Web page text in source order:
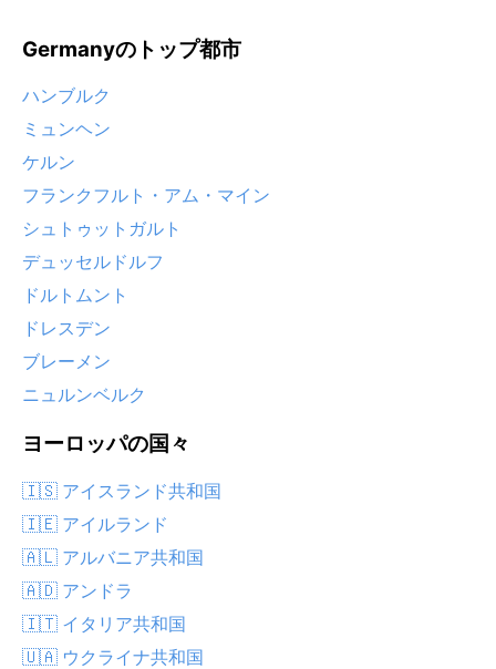
Germanyのトップ都市
ハンブルク
ミュンヘン
ケルン
フランクフルト・アム・マイン
シュトゥットガルト
デュッセルドルフ
ドルトムント
ドレスデン
ブレーメン
ニュルンベルク
ヨーロッパの国々
🇮🇸 アイスランド共和国
🇮🇪 アイルランド
🇦🇱 アルバニア共和国
🇦🇩 アンドラ
🇮🇹 イタリア共和国
🇺🇦 ウクライナ共和国